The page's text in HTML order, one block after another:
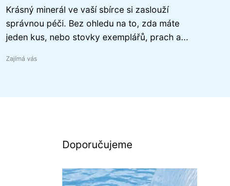
Krásný minerál ve vaší sbírce si zaslouží
správnou péči. Bez ohledu na to, zda máte
jeden kus, nebo stovky exemplářů, prach a...
Zajímá vás
Doporučujeme